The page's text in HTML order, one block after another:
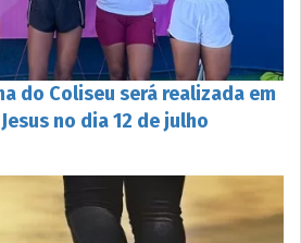
do Coliseu será realizada em
no dia 12 de julho